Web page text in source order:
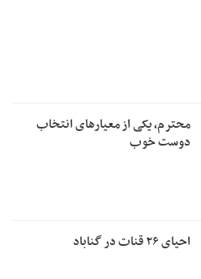
محترم، یکی از معیارهای انتخاب
دوست خوب
احیای ۲۶ قنات در گناباد